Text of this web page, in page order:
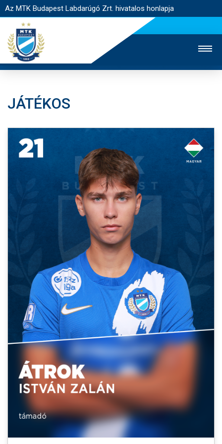
Az MTK Budapest Labdarúgó Zrt. hivatalos honlapja
EGYESÜLET
KAPCSOLAT
NYITÓLAP
HÍREK
CSAPATOK
MÉRKŐZÉSEK
GALÉRIA
SZURKOLÓI ÉLMÉNYEK
AKKREDITÁCIÓ
JÁTÉKOS